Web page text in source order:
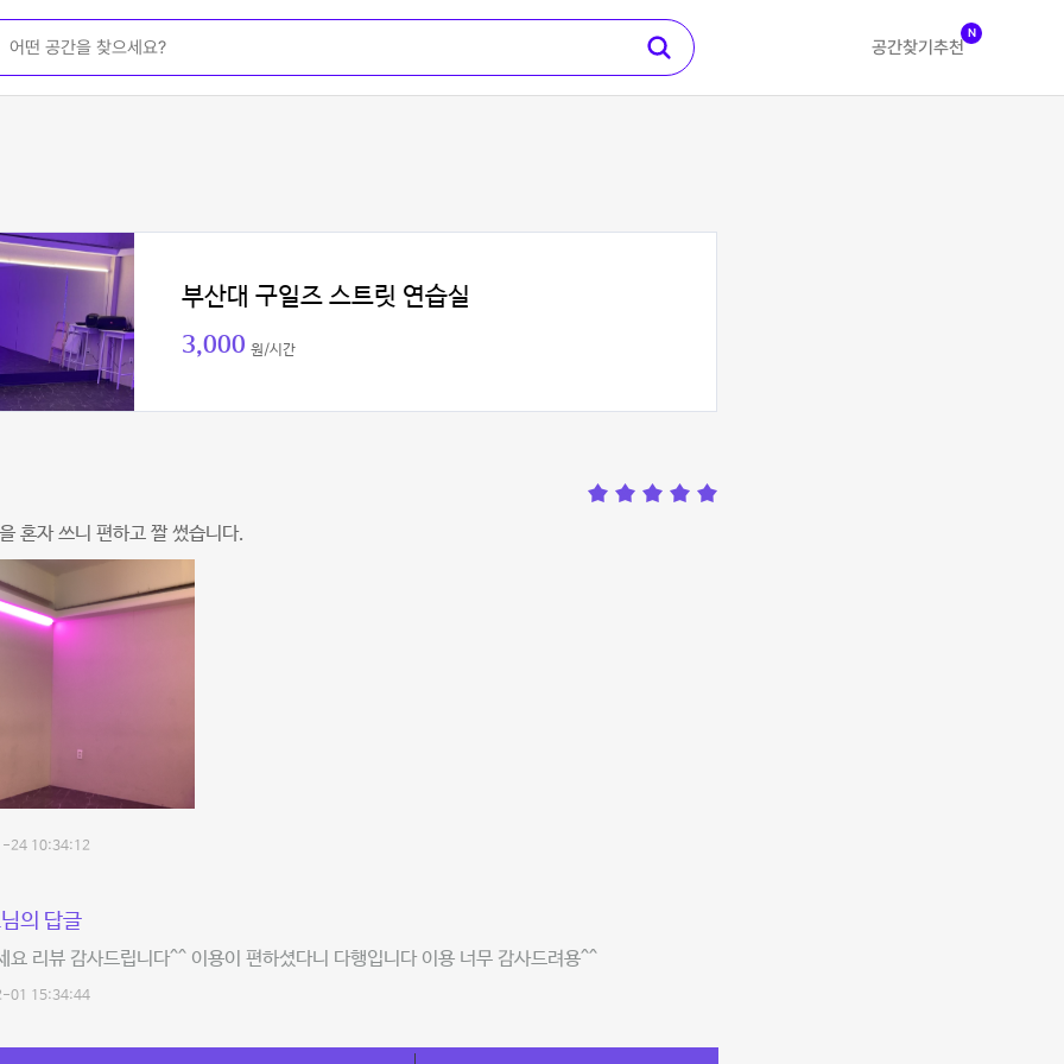
공간찾기 추천
N
부산대 구일즈 스트릿 연습실
3,000 원/시간
혼자 쓰니 편하고 짤 썼습니다.
24 10:34:12
의 답글
요 리뷰 감사드립니다^^ 이용이 편하셨다니 다행입니다 이용 너무 감사드려용^^
01 15:34:44